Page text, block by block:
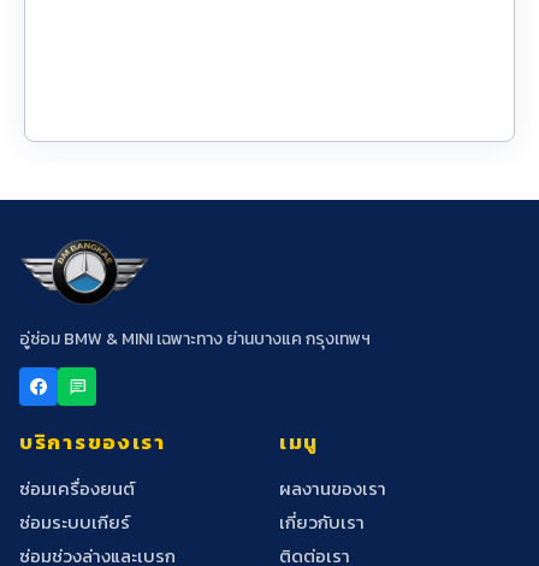
อู่ซ่อม BMW & MINI เฉพาะทาง ย่านบางแค กรุงเทพฯ
chat
บริการของเรา
ซ่อมเครื่องยนต์
ซ่อมระบบเกียร์
ซ่อมช่วงล่างและเบรก
เมนู
ผลงานของเรา
เกี่ยวกับเรา
ติดต่อเรา